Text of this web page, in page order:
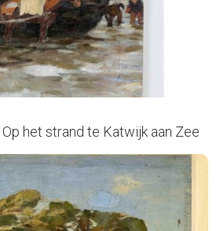
het strand te Katwijk aan Zee